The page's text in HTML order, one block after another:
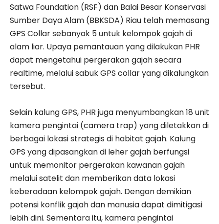
Satwa Foundation (RSF) dan Balai Besar Konservasi
Sumber Daya Alam (BBKSDA) Riau telah memasang
GPS Collar sebanyak 5 untuk kelompok gajah di
alam liar. Upaya pemantauan yang dilakukan PHR
dapat mengetahui pergerakan gajah secara
realtime, melalui sabuk GPS collar yang dikalungkan
tersebut.
Selain kalung GPS, PHR juga menyumbangkan 18 unit
kamera pengintai (camera trap) yang diletakkan di
berbagai lokasi strategis di habitat gajah. Kalung
GPS yang dipasangkan di leher gajah berfungsi
untuk memo­nitor pergerakan kawanan gajah
melalui satelit dan memberikan data lokasi
keberadaan kelompok gajah. Dengan demikian
potensi konflik gajah dan manusia dapat dimitigasi
lebih dini. Sementara itu, kamera pengintai